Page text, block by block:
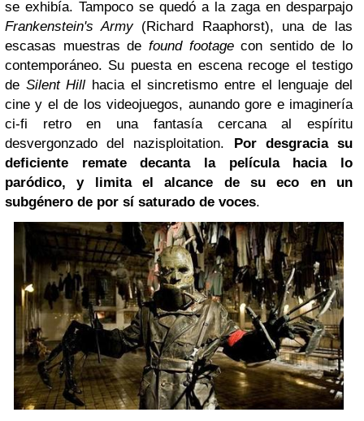
se exhibía. Tampoco se quedó a la zaga en desparpajo
Frankenstein's Army(Richard Raaphorst), una de las
escasas muestras de found footagecon sentido de lo
contemporáneo. Su puesta en escena recoge el testigo
de Silent Hill hacia el sincretismo entre el lenguaje del
cine y el de los videojuegos, aunando gore e imaginería
ci-fi retro en una fantasía cercana al espíritu
desvergonzado del nazisploitation.
Por desgracia su
deficiente remate decanta la película hacia lo
paródico, y limita el alcance de su eco en un
subgénero de por sí saturado de voces.